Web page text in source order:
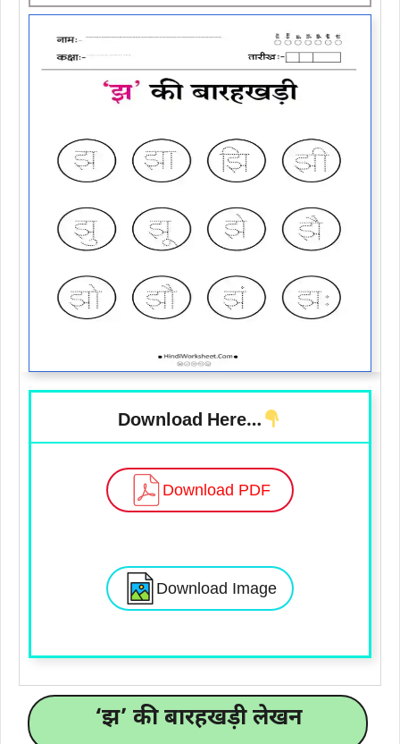
Download Here…
Download PDF
Download Image
‘झ’ की बारहखड़ी लेखन